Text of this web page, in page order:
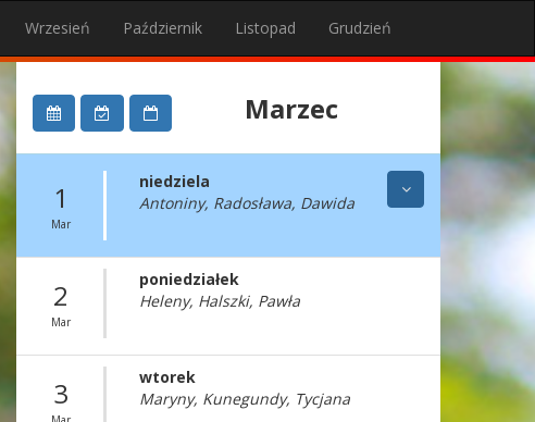
Wrzesień Październik Listopad Grudzień
Marzec
1
Mar
niedziela
Antoniny, Radosława, Dawida
2
Mar
poniedziałek
Heleny, Halszki, Pawła
3
wtorek
Maryny, Kunegundy, Tycjana